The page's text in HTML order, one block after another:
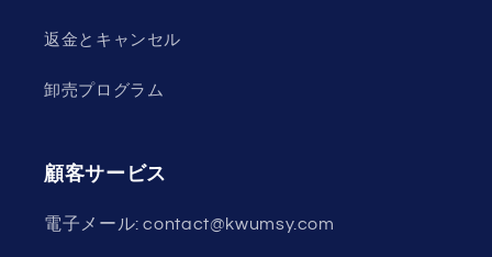
返金とキャンセル
卸売プログラム
顧客サービス
電子メール: contact@kwumsy.com